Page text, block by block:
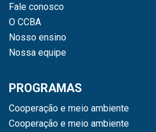
Fale conosco
O CCBA
Nosso ensino
Nossa equipe
PROGRAMAS
Cooperação e meio ambiente
Cooperação e meio ambiente